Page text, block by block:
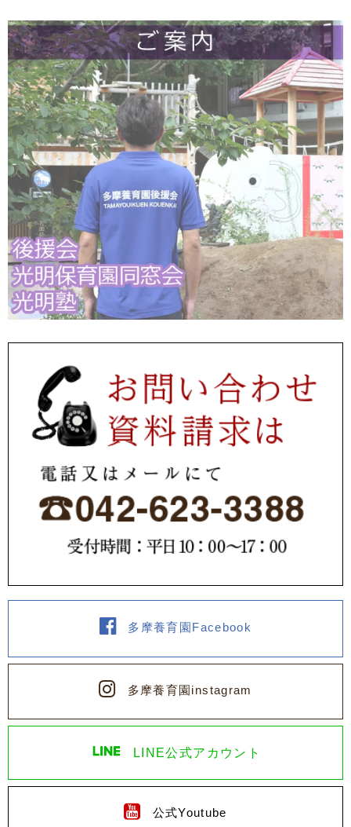
多摩養育園Facebook
多摩養育園instagram
LINE公式アカウント
公式Youtube